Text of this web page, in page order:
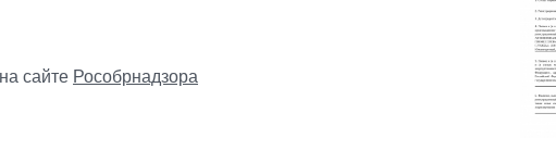
сайте Рособрнадзора